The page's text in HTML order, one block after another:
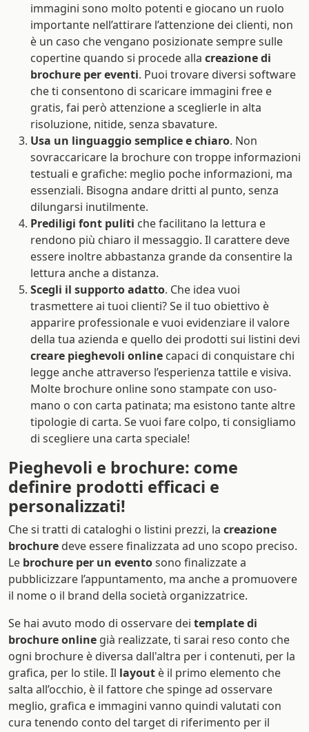
immagini sono molto potenti e giocano un ruolo
importante nell’attirare l’attenzione dei clienti, non
è un caso che vengano posizionate sempre sulle
copertine quando si procede alla creazione di
brochure per eventi. Puoi trovare diversi software
che ti consentono di scaricare immagini free e
gratis, fai però attenzione a sceglierle in alta
risoluzione, nitide, senza sbavature.
Usa un linguaggio semplice e chiaro. Non
sovraccaricare la brochure con troppe informazioni
testuali e grafiche: meglio poche informazioni, ma
essenziali. Bisogna andare dritti al punto, senza
dilungarsi inutilmente.
Prediligi font puliti che facilitano la lettura e
rendono più chiaro il messaggio. Il carattere deve
essere inoltre abbastanza grande da consentire la
lettura anche a distanza.
Scegli il supporto adatto. Che idea vuoi
trasmettere ai tuoi clienti? Se il tuo obiettivo è
apparire professionale e vuoi evidenziare il valore
della tua azienda e quello dei prodotti sui listini devi
creare pieghevoli online capaci di conquistare chi
legge anche attraverso l’esperienza tattile e visiva.
Molte brochure online sono stampate con uso-
mano o con carta patinata; ma esistono tante altre
tipologie di carta. Se vuoi fare colpo, ti consigliamo
di scegliere una carta speciale!
Pieghevoli e brochure: come
definire prodotti efficaci e
personalizzati!
Che si tratti di cataloghi o listini prezzi, la creazione
brochure deve essere finalizzata ad uno scopo preciso.
Le brochure per un eventosono finalizzate a
pubblicizzare l’appuntamento, ma anche a promuovere
il nome o il brand della società organizzatrice.
Se hai avuto modo di osservare dei template di
brochure online già realizzate, ti sarai reso conto che
ogni brochure è diversa dall'altra per i contenuti, per la
grafica, per lo stile. Il layout è il primo elemento che
salta all’occhio, è il fattore che spinge ad osservare
meglio, grafica e immagini vanno quindi valutati con
cura tenendo conto del target di riferimento per il